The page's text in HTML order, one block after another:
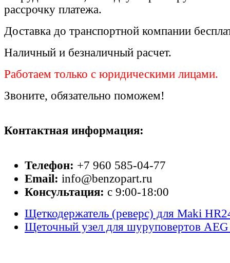
рассрочку платежа.
Доставка до транспортной компании
Наличный и безналичный расчет.
Работаем только с юридическими лицами.
Звоните, обязательно поможем!
Контактная информация:
Телефон: +7 960 585-04-77
Email: info@benzopart.ru
Консультация: с 9:00-18:00
Щеткодержатель (реверс) для Maki
Щеточный узел для шуруповертов